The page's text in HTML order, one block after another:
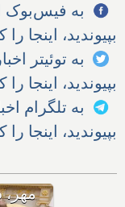
به فیس‌بوک
بپیوندید، اینجا
به توئیتر
بپیوندید، اینجا
به تلگرام
بپیوندید، اینجا
با